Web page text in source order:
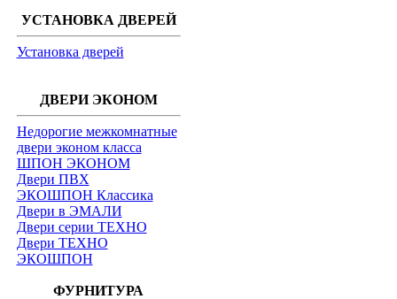
УСТАНОВКА ДВЕРЕЙ
Установка дверей
ДВЕРИ ЭКОНОМ
Недорогие межкомнатные
двери эконом класса
ШПОН ЭКОНОМ
Двери ПВХ
ЭКОШПОН Классика
Двери в ЭМАЛИ
Двери серии ТЕХНО
Двери ТЕХНО
ЭКОШПОН
ФУРНИТУРА